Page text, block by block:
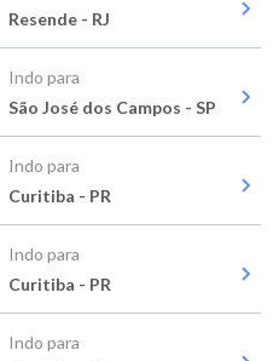
Resende - RJ
Indo para
São José dos Campos - SP
Indo para
Curitiba - PR
Indo para
Curitiba - PR
Indo para